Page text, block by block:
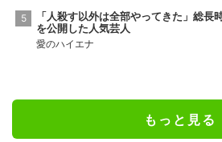
「人殺す以外は全部やってきた」総長
を公開した人気芸人
愛のハイエナ
もっと見る